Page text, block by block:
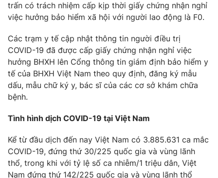
thuận bằng văn bản. Ghi rõ nguồn VTV.vn khi phát hành lại
thông tin từ website này.
trấn có trách nhiệm cấp kịp thời giấy chứng nhận nghỉ
việc hưởng bảo hiểm xã hội với người lao động là F0.
Các trạm y tế cập nhật thông tin người điều trị
COVID-19 đã được cấp giấy chứng nhận nghỉ việc
hưởng BHXH lên Cổng thông tin giám định bảo hiểm y
tế của BHXH Việt Nam theo quy định, đăng ký mẫu
dấu, mẫu chữ ký y, bác sĩ của các cơ sở khám chữa
bệnh.
Tình hình dịch COVID-19 tại Việt Nam
Kể từ đầu dịch đến nay Việt Nam có 3.885.631 ca mắc
COVID-19, đứng thứ 30/225 quốc gia và vùng lãnh
thổ, trong khi với tỷ lệ số ca nhiễm/1 triệu dân, Việt
Nam đứng thứ 142/225 quốc gia và vùng lãnh thổ